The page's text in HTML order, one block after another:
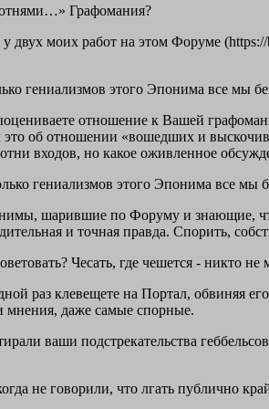
Графомания?
двух моих работ на этом Форуме
гениализмов этого Эпонима все мы
отношение к Вашей
это об отношении «вошедших и
входов, но какое оживленное
гениализмов этого Эпонима все мы
шарившие по Форуму и знающие,
и точная правда. Спорить,
Чесать, где чешется - никто не
раз клевещете на Портал, обвиняя
даже самые спорные.
ваши подстрекательства
не говорили, что лгать публично